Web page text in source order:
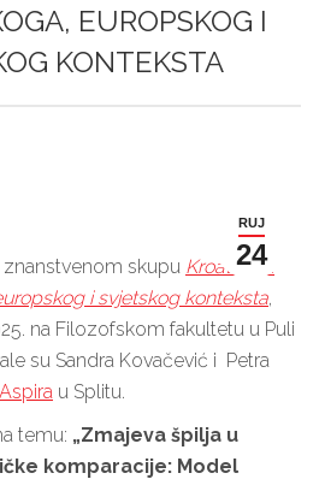
EUROPSKOG I
KONTEKSTA
RUJ
24
skupu Kroatistika
i svjetskog konteksta,
na Filozofskom fakultetu u Puli
su Sandra Kovačević i Petra
u Splitu.
temu: „Zmajeva špilja u
komparacije: Model